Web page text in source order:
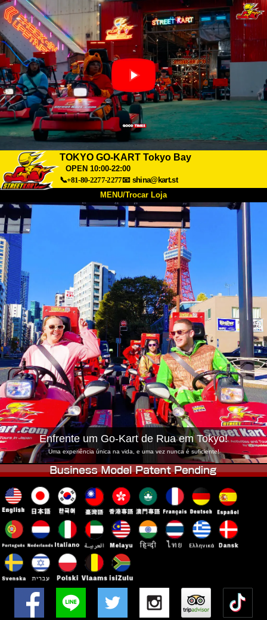
TOKYO GO-KART Tokyo Bay
OPEN 10:00-22:00
📞+81-80-2277-2277📧 shina@kart.st
MENU/Trocar Loja
INÍCIO
Especificações
Empresa Reserva
Trocar Loja
Tokyo Shinagawa Tokyo Akihabara#1
Tokyo Akihabara#2 Tokyo Shibuya
Tokyo Shibuya Annex Tokyo Bay
Tokyo Asakusa Osaka
Okinawa
Enfrente um Go-Kart de Rua em Tokyo!
Uma experiência única na vida, e uma vez nunca é suficiente!